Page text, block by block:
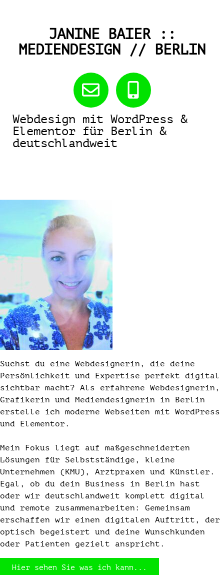
JANINE BAIER ::
MEDIENDESIGN // BERLIN
Webdesign mit WordPress &
Elementor für Berlin &
deutschlandweit
Suchst du eine Webdesignerin, die deine
Persönlichkeit und Expertise perfekt digital
sichtbar macht? Als erfahrene Webdesignerin,
Grafikerin und Mediendesignerin in Berlin
erstelle ich moderne Webseiten mit WordPress
und Elementor.
Mein Fokus liegt auf maßgeschneiderten
Lösungen für Selbstständige, kleine
Unternehmen (KMU), Arztpraxen und Künstler.
Egal, ob du dein Business in Berlin hast
oder wir deutschlandweit komplett digital
und remote zusammenarbeiten: Gemeinsam
erschaffen wir einen digitalen Auftritt, der
optisch begeistert und deine Wunschkunden
oder Patienten gezielt anspricht.
Hier sehen Sie was ich kann...